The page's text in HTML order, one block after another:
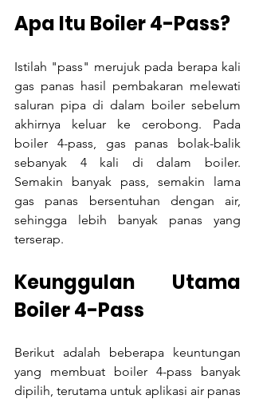
Apa Itu Boiler 4-Pass?
Istilah "pass" merujuk pada berapa kali
gas panas hasil pembakaran melewati
saluran pipa di dalam boiler sebelum
akhirnya keluar ke cerobong. Pada
boiler 4-pass, gas panas bolak-balik
sebanyak 4 kali di dalam boiler.
Semakin banyak pass, semakin lama
gas panas bersentuhan dengan air,
sehingga lebih banyak panas yang
terserap.
Keunggulan Utama
Boiler 4-Pass
Berikut adalah beberapa keuntungan
yang membuat boiler 4-pass banyak
dipilih, terutama untuk aplikasi air panas